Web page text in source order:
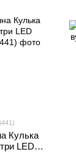
Кулька
LED